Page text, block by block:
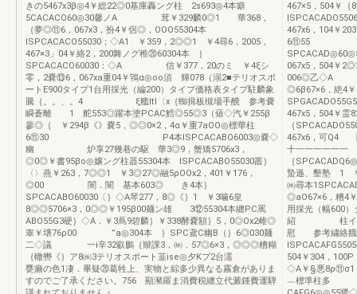
きの5467x3β◎4￥総22◎0基庫轟ング柱 2s693◎4本癖
5CACACO60◎30馨ノA 茸￥329麟0◎1 華368，
｛夢◎⑪6，067x3，扮4￥侶◎，OOO55304本
lSPCACACO55030；◇A1 ￥359，2◎◎1 ￥4尋6，2005，
467×3」04￥絡2，200舞ノグ稚⑳60304本 ｝
SPCACACO60030：◇A 信￥377，20のミ ￥4ξシ
零，2嚢⑬6，067xa重04￥鴇α◎oo須 輝078（溺2■テリオスポ
ートE900タイプ1台用採光（編200）タイプ価格表タイプ駐麟象
騰｛。。、。4 ξ艦ltl〈x｛蜘揖板槻場手醗 参考嚢
瞬蒼離 1 舵553◎躍本塗PCAC鱈◎55◎3（薙◇汽￥255β
蓼◎｛ ￥294β《》嚢5，◎◎0×2，4α￥重7aOO◎標華柱
6⑪30 P4本lSPCACABO6003◎嚢◇
幽 炉享27幾巷の駆 華3◎9，蟹矯5706x3，
◎0◎￥書95βo◎嬢ング柱器55304本 ISPCACABO55030叢｝
〈〉燕￥263，7◎◎1 ￥3◎27◎融5ρOOx2，401￥176，
◎00 闇．闇 基本603◎ き4本｝
SPCACABO60030〔｝◇A琴277，8◎《｝1 ￥3噛6皇
8◎◎5706×3，0◎◎￥195β00麺ン雄 3⑫55304本纏PC罵
ABO55G3硬｝◇A．￥3蔦9碧麟｝￥338酵嚢額｝5，0◎Ox2雌◎
睾￥壌76ρ00 ”a◎304本 ｝SPC鳶C幽B（｝6◎030麺
二◇議 一i辛32叡鵬｛辮課3，㈱．57◎6×3，◎◎◎糟糊
｛轍轡《｝ア8㈱3テリオスポート韮ise◎夕Kプ2台濡
甕癩の色1凄．畢疑⑳葛牲上、実物と綜多少異なる霧倉がありま
すのでご了承ください。756 顯瀦羅ま消費税纏立代澱鍾費運騨
467×5，504
467x6，104￥
067x5，504￥
006◎乙◇A
◎6β67×6，絶4
467x5，504
｛
467x6，可Q4
十一一一
｛
蟄遜、墾塾 1
㈱尋本
◎aO67×6，糟4
用採光（幅
紹 柱イ1プ
慰 参考繍絡
504￥304，
◇A￥§悪8ρ⑪σ1
︷標準柱多